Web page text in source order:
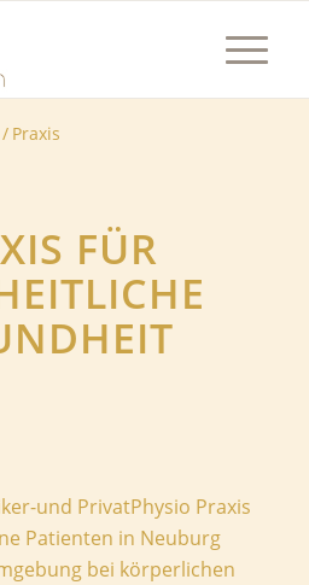
/ Praxis
FÜR
und PrivatPhysio Praxis
Patienten in Neuburg
bei körperlichen